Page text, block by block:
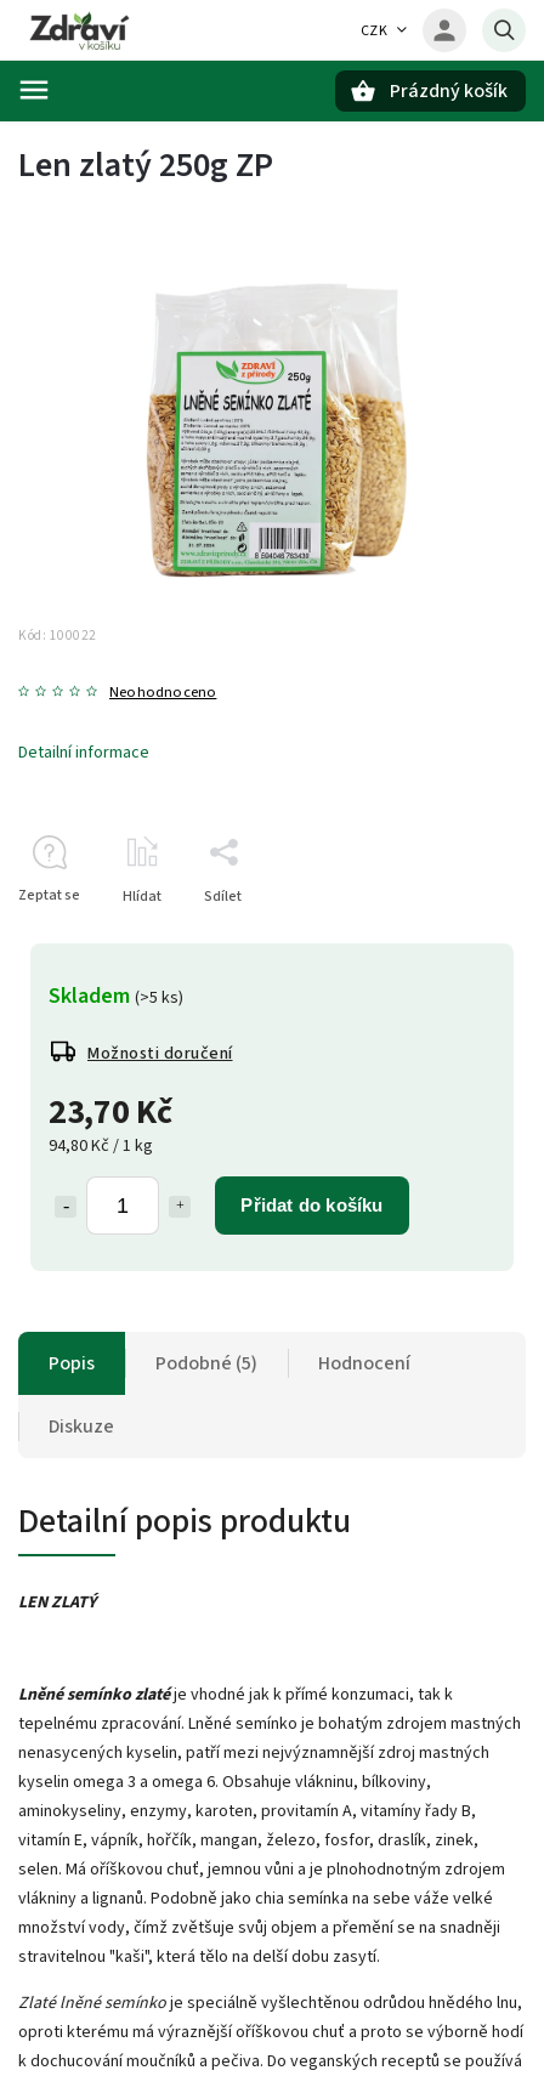
CZK
Prázdný košík
Len zlatý 250g ZP
Kód: 100022
Neohodnoceno
23,70 Kč
94,80 Kč / 1 kg
Přidat do košíku
Skladem (>5 ks)
Možnosti doručení
Detailní informace
Zeptat se Hlídat Sdílet
Popis Podobné (5) Hodnocení
Diskuze
Detailní popis produktu
LEN ZLATÝ
Lněné semínko zlatéje vhodné jak k přímé konzumaci, tak k
tepelnému zpracování. Lněné semínko je bohatým zdrojem mastných
nenasycených kyselin, patří mezi nejvýznamnější zdroj mastných
kyselin omega 3 a omega 6. Obsahuje vlákninu, bílkoviny,
aminokyseliny, enzymy, karoten, provitamín A, vitamíny řady B,
vitamín E, vápník, hořčík, mangan, železo, fosfor, draslík, zinek,
selen. Má oříškovou chuť, jemnou vůni a je plnohodnotným zdrojem
vlákniny a lignanů. Podobně jako chia semínka na sebe váže velké
množství vody, čímž zvětšuje svůj objem a přemění se na snadněji
stravitelnou "kaši", která tělo na delší dobu zasytí.
Zlaté lněné semínkoje speciálně vyšlechtěnou odrůdou hnědého lnu,
oproti kterému má výraznější oříškovou chuť a proto se výborně hodí
k dochucování moučníků a pečiva. Do veganských receptů se používá